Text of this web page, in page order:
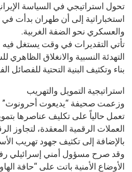
تحول استراتيجي في السياسة
استخباراتية إلى أن طهران بدأت في
والعسكري نحو الضفة الغربية.
تأتي التقديرات في وقت يستغل فيه
التهدئة النسبية والانغلاق الظاهري
بناء وتكثيف البنية التحتية للفصائل
استراتيجية التمويل والتهريب
وزعمت صحيفة “يديعوت أحرونوت”
تعمل حالياً على تكليف عناصرها
العملات الرقمية المعقدة، لتجاوز
بالإضافة إلى تكثيف جهود تهريب
وقد صرح مسؤول أمني إسرائيلي
الأوضاع الأمنية باتت على “حافة